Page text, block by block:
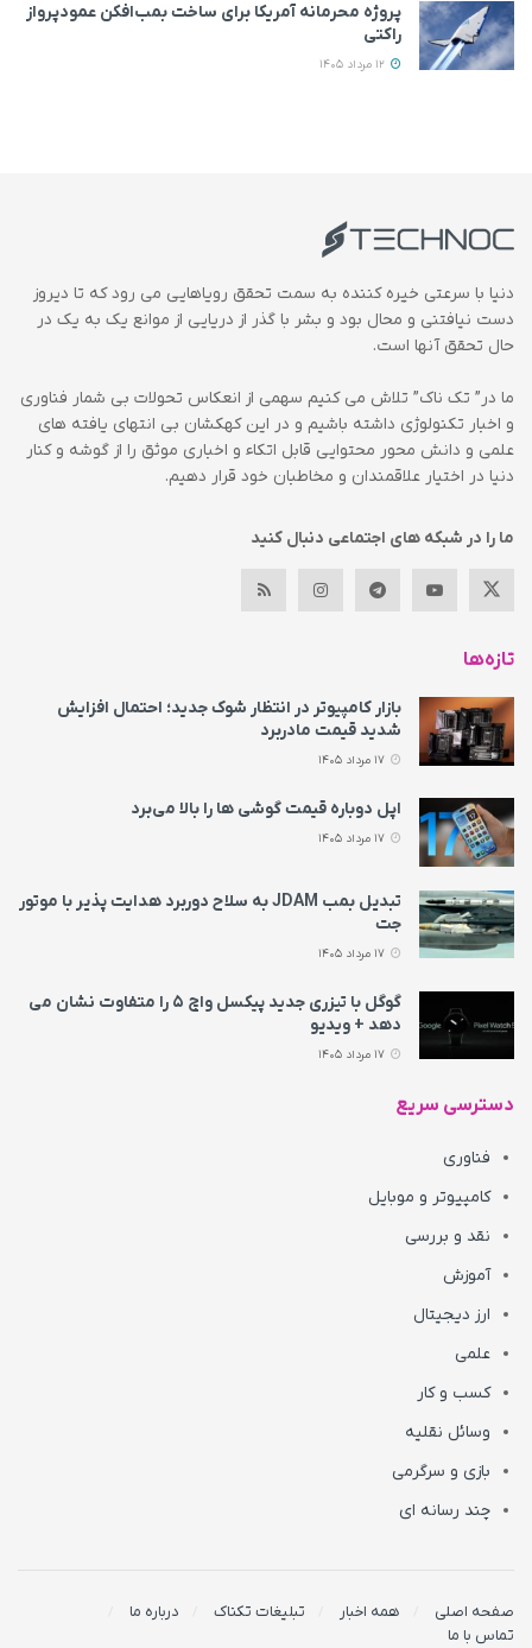
پروژه محرمانه آمریکا برای ساخت بمب‌افکن عمودپرواز
راکتی
دنیا با سرعتی خیره کننده به سمت تحقق رویاهایی می رود که تا دیروز
دست نیافتنی و محال بود و بشر با گذر از دریایی از موانع یک به یک در
حال تحقق آنها است.
ما در” تک ناک” تلاش می کنیم سهمی از انعکاس تحولات بی شمار فناوری
و اخبار تکنولوژی داشته باشیم و در این کهکشان بی انتهای یافته های
علمی و دانش محور محتوایی قابل اتکاء و اخباری موثق را از گوشه و کنار
دنیا در اختیار علاقمندان و مخاطبان خود قرار دهیم.
ما را در شبکه های اجتماعی دنبال کنید
تازه‌ها
بازار کامپیوتر در انتظار شوک جدید؛ احتمال افزایش
شدید قیمت مادربرد
اپل دوباره قیمت‌ گوشی ها را بالا می‌برد
تبدیل بمب JDAM به سلاح دوربرد هدایت پذیر با موتور
جت
گوگل با تیزری جدید پیکسل واچ ۵ را متفاوت نشان می‌
دهد + ویدیو
دسترسی سریع
فناوری
کامپیوتر و موبایل
نقد و بررسی
آموزش
ارز دیجیتال
علمی
کسب و کار
وسائل نقلیه
بازی و سرگرمی
چند رسانه ای
صفحه اصلی همه اخبار تبلیغات تکناک
درباره ما
تماس با ما